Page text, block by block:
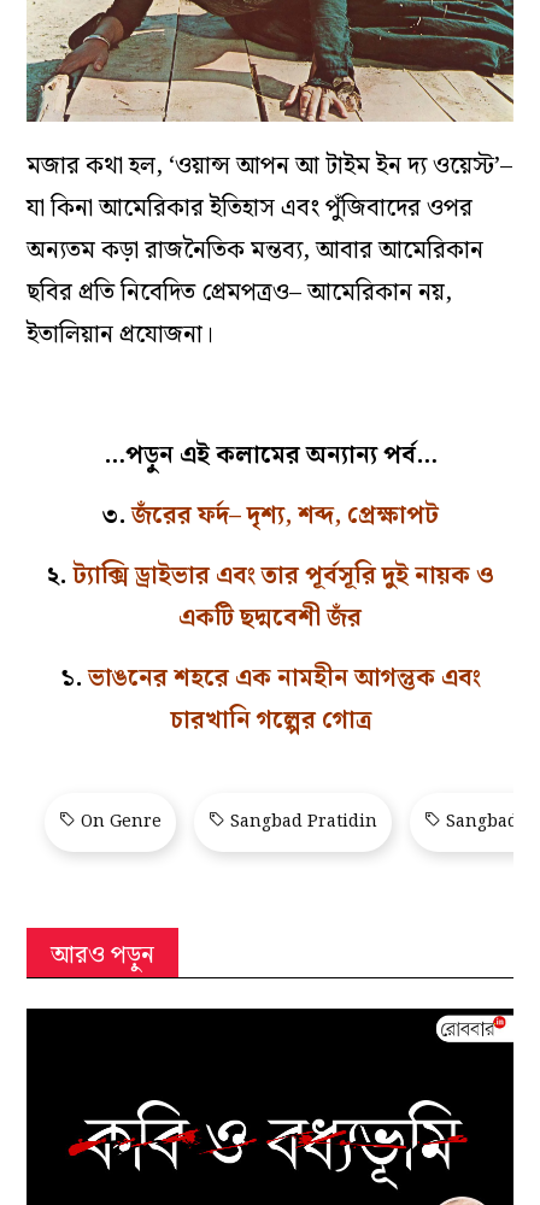
মজার কথা হল, ‘ওয়ান্স আপন আ টাইম ইন দ্য ওয়েস্ট’–
যা কিনা আমেরিকার ইতিহাস এবং পুঁজিবাদের ওপর
অন্যতম কড়া রাজনৈতিক মন্তব্য, আবার আমেরিকান
ছবির প্রতি নিবেদিত প্রেমপত্রও–আমেরিকান নয়,
ইতালিয়ান প্রযোজনা।
…পড়ুন এই কলামের অন্যান্য পর্ব…
৩.জঁরের ফর্দ– দৃশ্য, শব্দ, প্রেক্ষাপট
২.ট্যাক্সি ড্রাইভার এবং তার পূর্বসূরি দুই নায়ক ও
একটি ছদ্মবেশী জঁর
১.ভাঙনের শহরে এক নামহীন আগন্তুক এবং
চারখানি গল্পের গোত্র
On Genre Sangbad Pratidin Sangbad
আরও পড়ুন